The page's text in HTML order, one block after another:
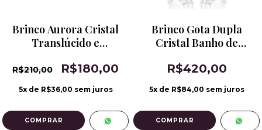
Brinco Aurora Cristal
Translúcido e
Ródio
R$210,00 R$180,00
5x de R$36,00 sem juros
Brinco Gota Dupla
Cristal Banho de
R$420,00
5x de R$84,00 sem juros